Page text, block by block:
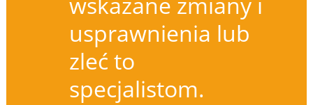
usprawnienia lub
zleć to
specjalistom.